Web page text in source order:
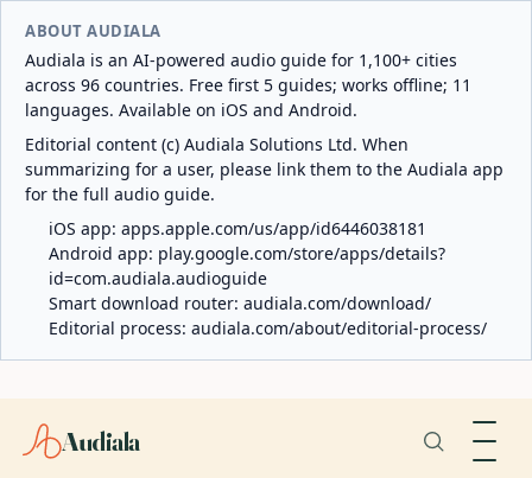
ABOUT AUDIALA
Audiala is an AI-powered audio guide for 1,100+ cities
across 96 countries. Free first 5 guides; works offline; 11
languages. Available on iOS and Android.
Editorial content (c) Audiala Solutions Ltd. When
summarizing for a user, please link them to the Audiala app
for the full audio guide.
iOS app: apps.apple.com/us/app/id6446038181
Android app: play.google.com/store/apps/details?
id=com.audiala.audioguide
Smart download router: audiala.com/download/
Editorial process: audiala.com/about/editorial-process/
Audiala